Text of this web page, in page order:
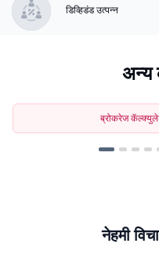
डिव्हिडंड उत्पन्न
अन्य
ब्रोकरेज
नेहमी